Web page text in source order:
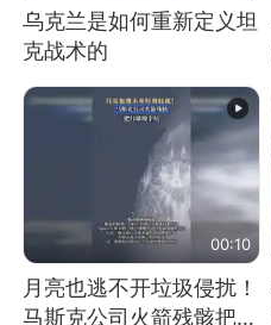
乌克兰是如何重新定义坦
克战术的
00:10
月亮也逃不开垃圾侵扰！
马斯克公司火箭残骸把月